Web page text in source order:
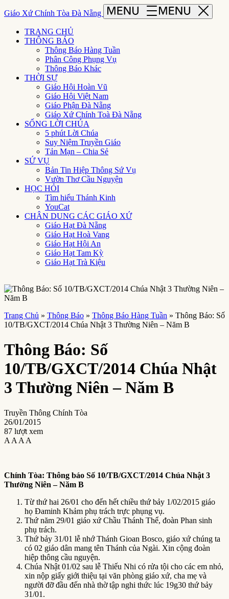
Giáo Xứ Chính Tòa Đà Nẵng
TRANG CHỦ
THÔNG BÁO
Thông Báo Hàng Tuần
Phân Công Phụng Vụ
Thông Báo Khác
THỜI SỰ
Giáo Hội Hoàn Vũ
Giáo Hội Việt Nam
Giáo Phận Đà Nẵng
Giáo Xứ Chính Toà Đà Nẵng
SỐNG LỜI CHÚA
5 phút Lời Chúa
Suy Niệm Truyền Giáo
Tản Mạn – Chia Sẻ
SỨ VỤ
Bản Tin Hiệp Thông Sứ Vụ
Vườn Thơ Cầu Nguyện
HỌC HỎI
Tìm hiểu Thánh Kinh
YouCat
CHÂN DUNG CÁC GIÁO XỨ
Giáo Hạt Đà Nẵng
Giáo Hạt Hoà Vang
Giáo Hạt Hội An
Giáo Hạt Tam Kỳ
Giáo Hạt Trà Kiệu
Trang Chủ » Thông Báo » Thông Báo Hàng Tuần » Thông Báo: Số
10/TB/GXCT/2014 Chúa Nhật 3 Thường Niên – Năm B
Thông Báo: Số
10/TB/GXCT/2014 Chúa Nhật
3 Thường Niên – Năm B
Truyền Thông Chính Tòa
26/01/2015
87 lượt xem
A A A A
Chính Tòa: Thông báo Số 10/TB/GXCT/2014 Chúa Nhật 3
Thường Niên – Năm B
Từ thứ hai 26/01 cho đến hết chiều thứ bảy 1/02/2015 giáo
họ Đaminh Khảm phụ trách trực phụng vụ.
Thứ năm 29/01 giáo xứ Chầu Thánh Thể, đoàn Phan sinh
phụ trách.
Thứ bảy 31/01 lễ nhớ Thánh Gioan Bosco, giáo xứ chúng ta
có 02 giáo dân mang tên Thánh của Ngài. Xin cộng đoàn
hiệp thông cầu nguyện.
Chúa Nhật 01/02 sau lễ Thiếu Nhi có rửa tội cho các em nhỏ,
xin nộp giấy giới thiệu tại văn phòng giáo xứ, cha mẹ và
người đỡ đầu đến nhà thờ tập nghi thức lúc 19g30 thứ bảy
31/01.